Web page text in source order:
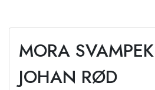
MORA
JOHAN RØD